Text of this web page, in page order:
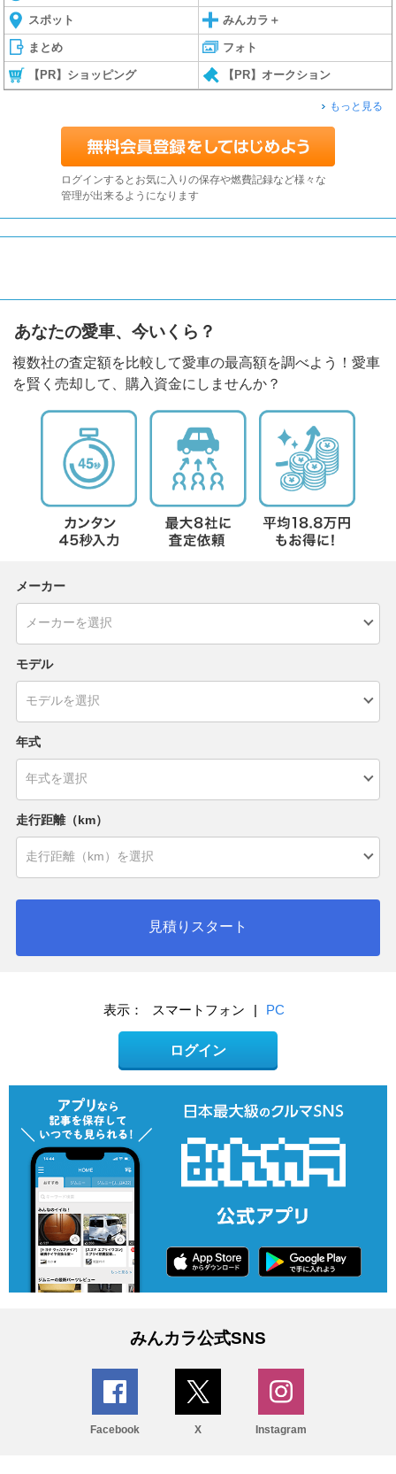
スポット みんカラ＋
まとめ フォト
【PR】ショッピング 【PR】オークション
もっと見る
ログインするとお気に入りの保存や燃費記録など様々な
管理が出来るようになります
あなたの愛車、今いくら？
複数社の査定額を比較して愛車の最高額を調べよう！愛車
を賢く売却して、購入資金にしませんか？
メーカー
モデル
年式
走行距離（km）
見積りスタート
表示： スマートフォン | PC
ログイン
みんカラ公式SNS
Facebook X Instagram